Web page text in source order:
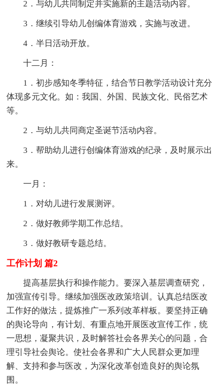
2．与幼儿共同制定并实施新的主题活动内容。
3．继续引导幼儿创编体育游戏，实施与改进。
4．半日活动开放。
十二月：
1．初步感知冬季特征，结合节日教学活动设计充分
体现多元文化。如：我国、外国、民族文化、民俗艺术
等。
2．与幼儿共同商定圣诞节活动内容。
3．帮助幼儿进行创编体育游戏的纪录，及时展示出
来。
一月：
1．对幼儿进行发展测评。
2．做好教师学期工作总结。
3．做好教研专题总结。
工作计划 篇2
提高基层执行和操作能力。要深入基层调查研究，
加强宣传引导。继续加强医改政策培训。认真总结医改
工作好的做法，提炼推广一系列改革样板。要坚持正确
的舆论导向，有计划、有重点地开展医改宣传工作，统
一思想，凝聚共识，及时解答社会各界关心的问题，合
理引导社会舆论。使社会各界和广大人民群众更加理
解、支持和参与医改，为深化改革创造良好的舆论氛
围。